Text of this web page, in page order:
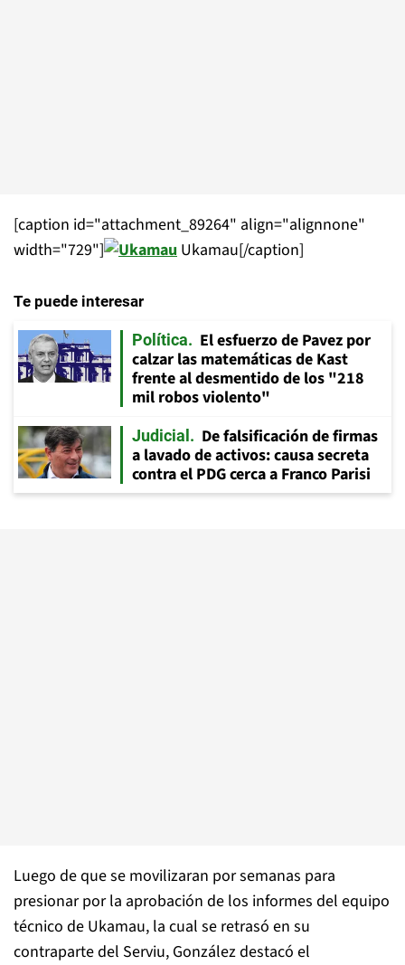
[caption id="attachment_89264" align="alignnone"
width="729"]
Ukamau[/caption]
Te puede interesar
Política
El esfuerzo de Pavez por
calzar las matemáticas de Kast
frente al desmentido de los "218
mil robos violento"
Judicial
De falsificación de firmas
a lavado de activos: causa secreta
contra el PDG cerca a Franco Parisi
Luego de que se movilizaran por semanas para
presionar por la aprobación de los informes del equipo
técnico de Ukamau, la cual se retrasó en su
contraparte del Serviu, González destacó el